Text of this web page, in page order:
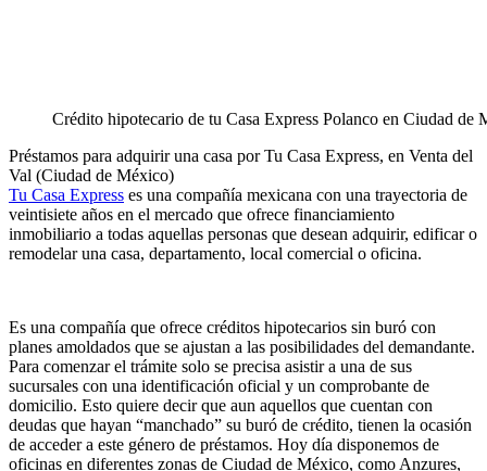
Crédito hipotecario de tu Casa Express Polanco en Ciudad de
Préstamos para adquirir una casa por Tu Casa Express, en Venta del
Val (Ciudad de México)
Tu Casa Express es una compañía mexicana con una trayectoria de
veintisiete años en el mercado que ofrece financiamiento
inmobiliario a todas aquellas personas que desean adquirir, edificar o
remodelar una casa, departamento, local comercial o oficina.
Es una compañía que ofrece créditos hipotecarios sin buró con
planes amoldados que se ajustan a las posibilidades del demandante.
Para comenzar el trámite solo se precisa asistir a una de sus
sucursales con una identificación oficial y un comprobante de
domicilio. Esto quiere decir que aun aquellos que cuentan con
deudas que hayan “manchado” su buró de crédito, tienen la ocasión
de acceder a este género de préstamos. Hoy día disponemos de
oficinas en diferentes zonas de Ciudad de México, como Anzures,